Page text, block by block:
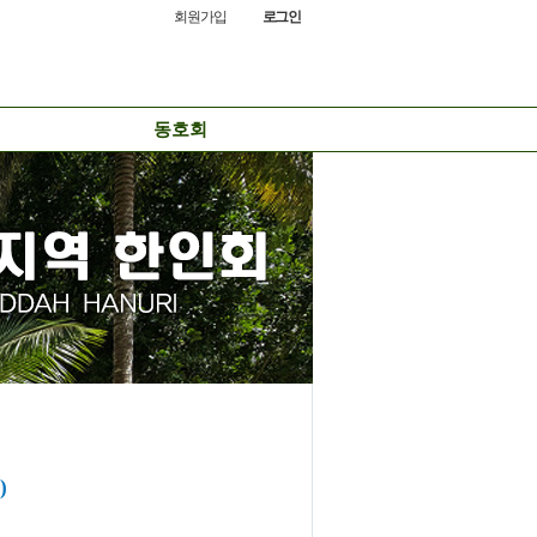
회원가입 로그인
동호회